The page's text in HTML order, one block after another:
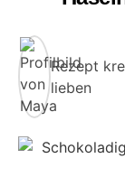
Rezept
lieben